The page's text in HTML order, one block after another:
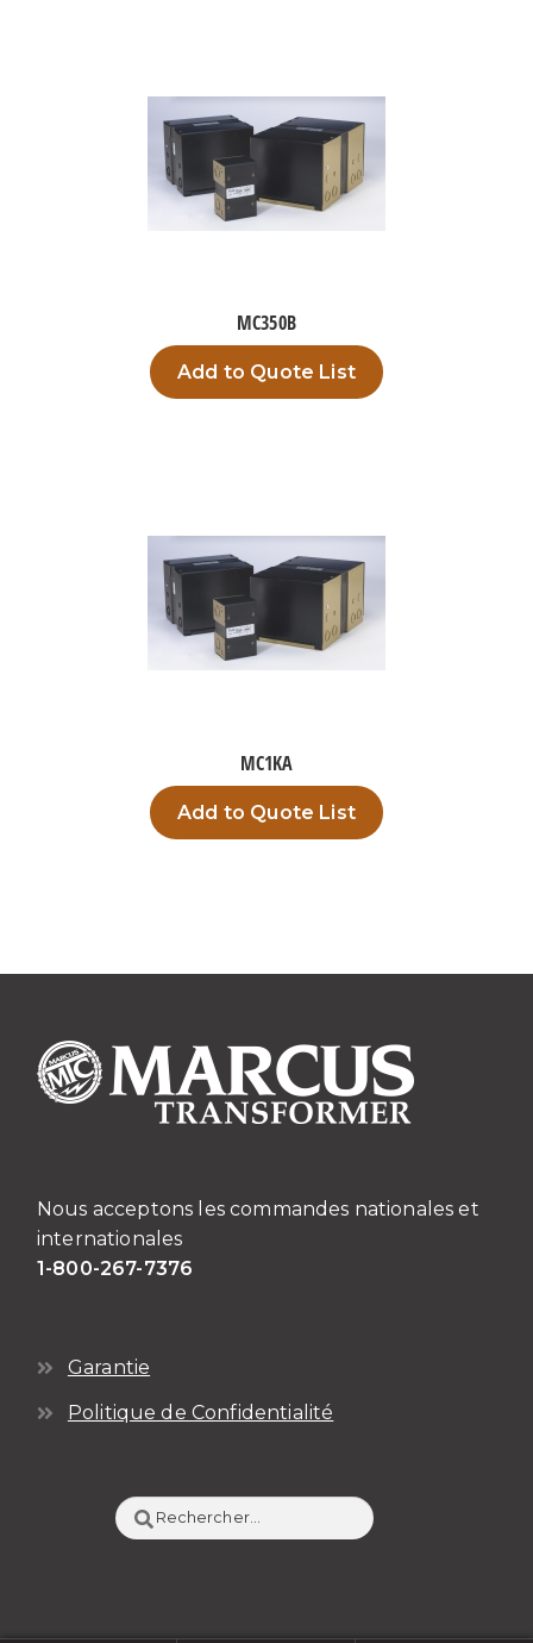
MC350B
Add to Quote List
MC1KA
Add to Quote List
Nous acceptons les commandes nationales et
internationales
1-800-267-7376
Garantie
Politique de Confidentialité
Rechercher :